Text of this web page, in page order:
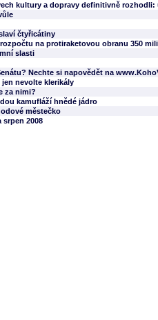
kultury a dopravy definitivně
čtyřicátiny
na protiraketovou obranu 350
slasti
Nechte si napovědět na
jen nevolte klerikály
za nimi?
kamufláží hnědé jádro
městečko
srpen 2008